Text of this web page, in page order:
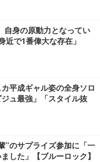
身の原動力となってい
近で1番偉大な存在」
平成ギャル姿の全身ソロ
ュ最強」「スタイル抜
”のサプライズ参加に「一
した」【ブルーロック】